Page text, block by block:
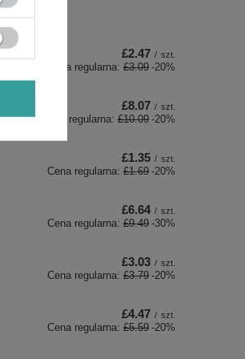
£2.47 / szt.
Cena regularna: £3.09 -20%
£8.07 / szt.
Cena regularna: £10.09 -20%
£1.35 / szt.
Cena regularna: £1.69 -20%
£6.64 / szt.
Cena regularna: £9.49 -30%
£3.03 / szt.
Cena regularna: £3.79 -20%
£4.47 / szt.
Cena regularna: £5.59 -20%